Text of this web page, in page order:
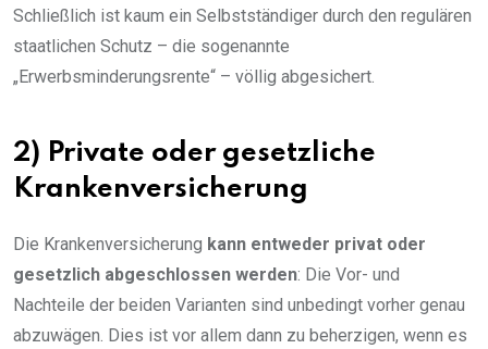
Schließlich ist kaum ein Selbstständiger durch den regulären
staatlichen Schutz – die sogenannte
„Erwerbsminderungsrente“ – völlig abgesichert.
2) Private oder gesetzliche
Krankenversicherung
Die Krankenversicherung kann entweder privat oder
gesetzlich abgeschlossen werden: Die Vor- und
Nachteile der beiden Varianten sind unbedingt vorher genau
abzuwägen. Dies ist vor allem dann zu beherzigen, wenn es